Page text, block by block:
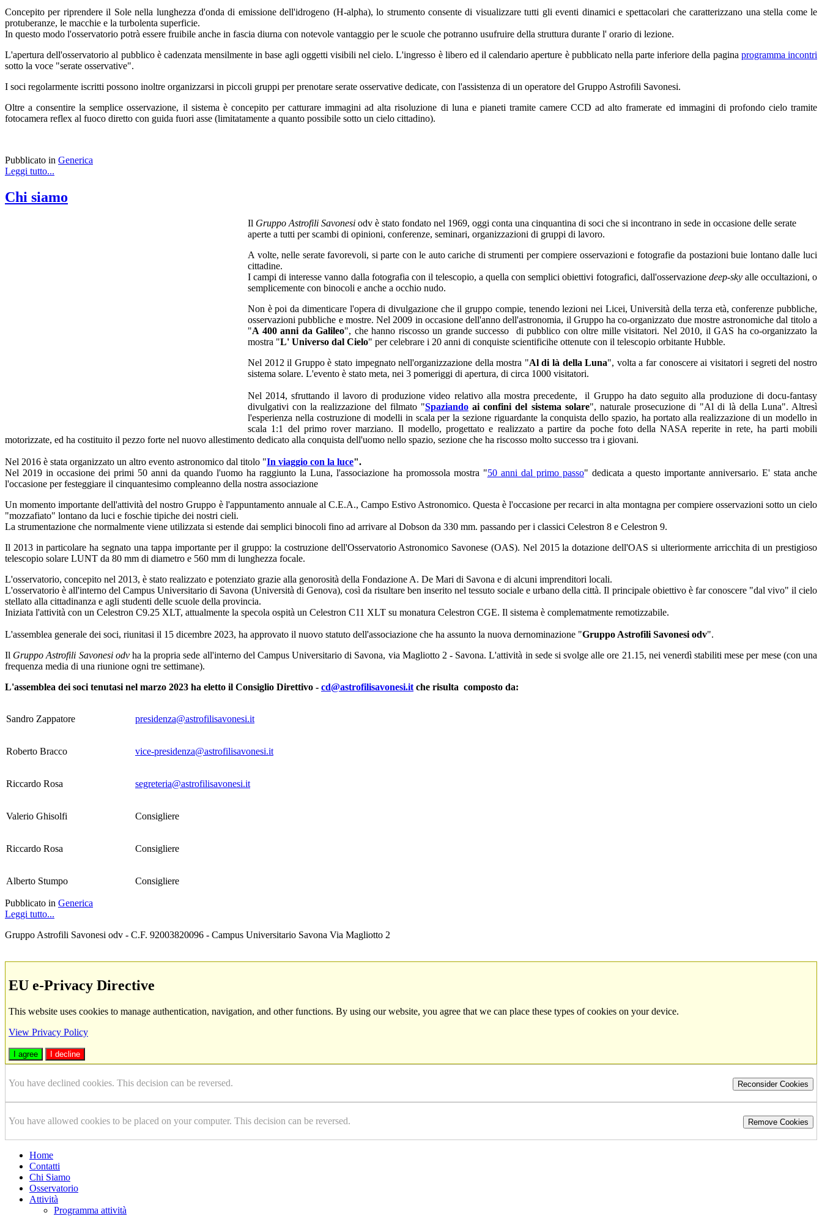
Concepito per riprendere il Sole nella lunghezza d'onda di emissione dell'idrogeno (H-alpha), lo strumento consente di visualizzare tutti gli eventi dinamici e spettacolari che caratterizzano una stella come le
protuberanze, le macchie e la turbolenta superficie.
In questo modo l'osservatorio potrà essere fruibile anche in fascia diurna con notevole vantaggio per le scuole che potranno usufruire della struttura durante l' orario di lezione.
L'apertura dell'osservatorio al pubblico è cadenzata mensilmente in base agli oggetti visibili nel cielo. L'ingresso è libero ed il calendario aperture è pubblicato nella parte inferiore della pagina programma incontri
sotto la voce "serate osservative".
I soci regolarmente iscritti possono inoltre organizzarsi in piccoli gruppi per prenotare serate osservative dedicate, con l'assistenza di un operatore del Gruppo Astrofili Savonesi.
Oltre a consentire la semplice osservazione, il sistema è concepito per catturare immagini ad alta risoluzione di luna e pianeti tramite camere CCD ad alto framerate ed immagini di profondo cielo tramite
fotocamera reflex al fuoco diretto con guida fuori asse (limitatamente a quanto possibile sotto un cielo cittadino).
Pubblicato in Generica
Leggi tutto...
Chi siamo
Il Gruppo Astrofili Savonesi odv è stato fondato nel 1969, oggi conta una cinquantina di soci che si incontrano in sede in occasione delle serate
aperte a tutti per scambi di opinioni, conferenze, seminari, organizzazioni di gruppi di lavoro.
A volte, nelle serate favorevoli, si parte con le auto cariche di strumenti per compiere osservazioni e fotografie da postazioni buie lontano dalle luci
cittadine.
I campi di interesse vanno dalla fotografia con il telescopio, a quella con semplici obiettivi fotografici, dall'osservazione deep-skyalle occultazioni, o
semplicemente con binocoli e anche a occhio nudo.
Non è poi da dimenticare l'opera di divulgazione che il gruppo compie, tenendo lezioni nei Licei, Università della terza età, conferenze pubbliche,
osservazioni pubbliche e mostre. Nel 2009 in occasione dell'anno dell'astronomia, il Gruppo ha co-organizzato due mostre astronomiche dal titolo a
"A 400 anni da Galileo", che hanno riscosso un grande successo di pubblico con oltre mille visitatori. Nel 2010, il GAS ha co-organizzato la
mostra "L' Universo dal Cielo" per celebrare i 20 anni di conquiste scientificihe ottenute con il telescopio orbitante Hubble.
Nel 2012 il Gruppo è stato impegnato nell'organizzazione della mostra "Al di là della Luna", volta a far conoscere ai visitatori i segreti del nostro
sistema solare. L'evento è stato meta, nei 3 pomeriggi di apertura, di circa 1000 visitatori.
Nel 2014, sfruttando il lavoro di produzione video relativo alla mostra precedente, il Gruppo ha dato seguito alla produzione di docu-fantasy
divulgativi con la realizzazione del filmato "Spaziando ai confini del sistema solare", naturale prosecuzione di "Al di là della Luna". Altresì
l'esperienza nella costruzione di modelli in scala per la sezione riguardante la conquista dello spazio, ha portato alla realizzazione di un modello in
scala 1:1 del primo rover marziano. Il modello, progettato e realizzato a partire da poche foto della NASA reperite in rete, ha parti mobili
motorizzate, ed ha costituito il pezzo forte nel nuovo allestimento dedicato alla conquista dell'uomo nello spazio, sezione che ha riscosso molto successo tra i giovani.
Nel 2016 è stata organizzato un altro evento astronomico dal titolo "In viaggio con la luce".
Nel 2019 in occasione dei primi 50 anni da quando l'uomo ha raggiunto la Luna, l'associazione ha promossola mostra "50 anni dal primo passo" dedicata a questo importante anniversario. E' stata anche
l'occasione per festeggiare il cinquantesimo compleanno della nostra associazione
Un momento importante dell'attività del nostro Gruppo è l'appuntamento annuale al C.E.A., Campo Estivo Astronomico. Questa è l'occasione per recarci in alta montagna per compiere osservazioni sotto un cielo
"mozzafiato" lontano da luci e foschie tipiche dei nostri cieli.
La strumentazione che normalmente viene utilizzata si estende dai semplici binocoli fino ad arrivare al Dobson da 330 mm. passando per i classici Celestron 8 e Celestron 9.
Il 2013 in particolare ha segnato una tappa importante per il gruppo: la costruzione dell'Osservatorio Astronomico Savonese (OAS). Nel 2015 la dotazione dell'OAS si ulteriormente arricchita di un prestigioso
telescopio solare LUNT da 80 mm di diametro e 560 mm di lunghezza focale.
L'osservatorio, concepito nel 2013, è stato realizzato e potenziato grazie alla genorosità della Fondazione A. De Mari di Savona e di alcuni imprenditori locali.
L'osservatorio è all'interno del Campus Universitario di Savona (Università di Genova), così da risultare ben inserito nel tessuto sociale e urbano della città. Il principale obiettivo è far conoscere "dal vivo" il cielo
stellato alla cittadinanza e agli studenti delle scuole della provincia.
Iniziata l'attività con un Celestron C9.25 XLT, attualmente la specola ospità un Celestron C11 XLT su monatura Celestron CGE. Il sistema è complematmente remotizzabile.
L'assemblea generale dei soci, riunitasi il 15 dicembre 2023, ha approvato il nuovo statuto dell'associazione che ha assunto la nuova dernominazione "Gruppo Astrofili Savonesi odv".
Il Gruppo Astrofili Savonesi odvha la propria sede all'interno del Campus Universitario di Savona, via Magliotto 2 - Savona. L'attività in sede si svolge alle ore 21.15, nei venerdì stabiliti mese per mese (con una
frequenza media di una riunione ogni tre settimane).
L'assemblea dei soci tenutasi nel marzo 2023 ha eletto il Consiglio Direttivo - cd@astrofilisavonesi.it che risulta composto da:
Sandro Zappatore presidenza@astrofilisavonesi.it
Roberto Bracco vice-presidenza@astrofilisavonesi.it
Riccardo Rosa segreteria@astrofilisavonesi.it
Valerio Ghisolfi Consigliere
Riccardo Rosa Consigliere
Alberto Stumpo Consigliere
Pubblicato in Generica
Leggi tutto...
Gruppo Astrofili Savonesi odv - C.F. 92003820096 - Campus Universitario Savona Via Magliotto 2
EU e-Privacy Directive
This website uses cookies to manage authentication, navigation, and other functions. By using our website, you agree that we can place these types of cookies on your device.
View Privacy Policy
I agree I decline
Reconsider Cookies
You have declined cookies. This decision can be reversed.
Remove Cookies
You have allowed cookies to be placed on your computer. This decision can be reversed.
Home
Contatti
Chi Siamo
Osservatorio
Attività
Programma attività